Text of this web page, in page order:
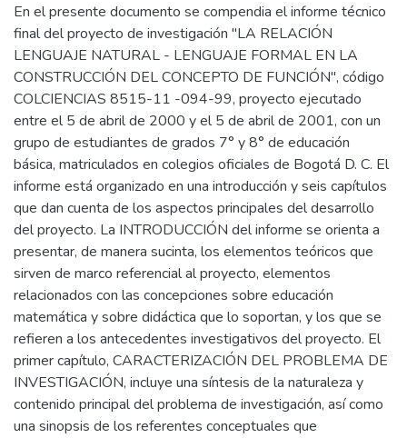
En el presente documento se compendia el informe técnico
final del proyecto de investigación "LA RELACIÓN
LENGUAJE NATURAL - LENGUAJE FORMAL EN LA
CONSTRUCCIÓN DEL CONCEPTO DE FUNCIÓN", código
COLCIENCIAS 8515-11 -094-99, proyecto ejecutado
entre el 5 de abril de 2000 y el 5 de abril de 2001, con un
grupo de estudiantes de grados 7° y 8° de educación
básica, matriculados en colegios oficiales de Bogotá D. C. El
informe está organizado en una introducción y seis capítulos
que dan cuenta de los aspectos principales del desarrollo
del proyecto. La INTRODUCCIÓN del informe se orienta a
presentar, de manera sucinta, los elementos teóricos que
sirven de marco referencial al proyecto, elementos
relacionados con las concepciones sobre educación
matemática y sobre didáctica que lo soportan, y los que se
refieren a los antecedentes investigativos del proyecto. El
primer capítulo, CARACTERIZACIÓN DEL PROBLEMA DE
INVESTIGACIÓN, incluye una síntesis de la naturaleza y
contenido principal del problema de investigación, así como
una sinopsis de los referentes conceptuales que